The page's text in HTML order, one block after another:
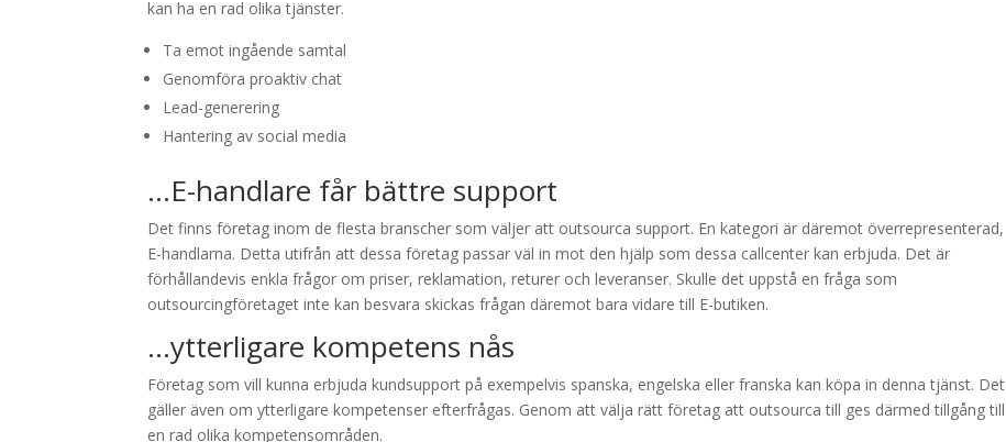
kan ha en rad olika tjänster.
Ta emot ingående samtal
Genomföra proaktiv chat
Lead-generering
Hantering av social media
…E-handlare får bättre support
Det finns företag inom de flesta branscher som väljer att outsourca support. En kategori är däremot överrepresenterad,
E-handlarna. Detta utifrån att dessa företag passar väl in mot den hjälp som dessa callcenter kan erbjuda. Det är
förhållandevis enkla frågor om priser, reklamation, returer och leveranser. Skulle det uppstå en fråga som
outsourcingföretaget inte kan besvara skickas frågan däremot bara vidare till E-butiken.
…ytterligare kompetens nås
Företag som vill kunna erbjuda kundsupport på exempelvis spanska, engelska eller franska kan köpa in denna tjänst. Det
gäller även om ytterligare kompetenser efterfrågas. Genom att välja rätt företag att outsourca till ges därmed tillgång till
en rad olika kompetensområden.